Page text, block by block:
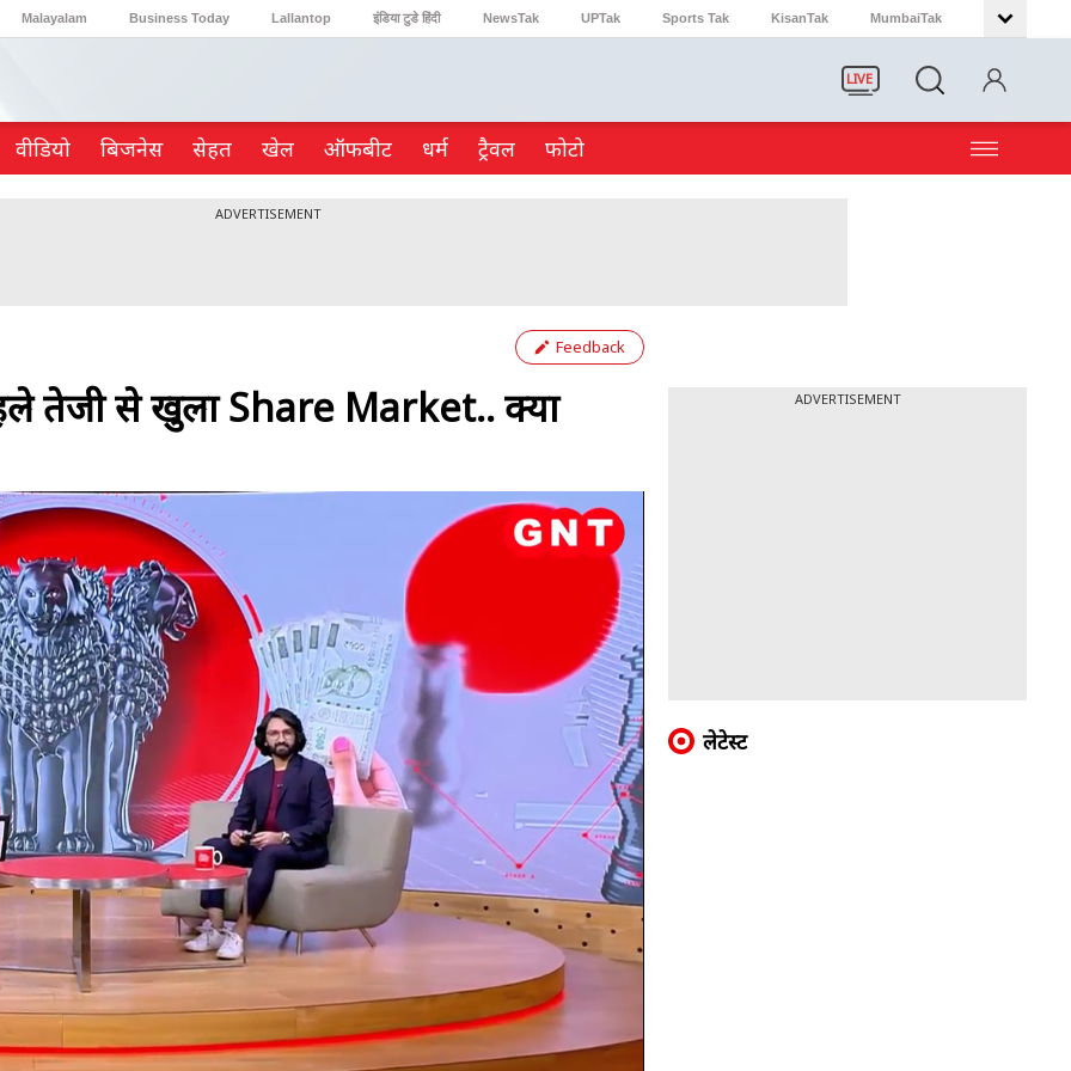
Malayalam Business Today Lallantop इंडिया टुडे हिंदी NewsTak UPTak Sports Tak KisanTak MumbaiTak
LIVE
वीडियो ब‍िजनेस सेहत खेल ऑफबीट धर्म ट्रैवल फोटो
ADVERTISEMENT
Feedback
तेजी से खुला Share Market.. क्या
ADVERTISEMENT
लेटेस्ट